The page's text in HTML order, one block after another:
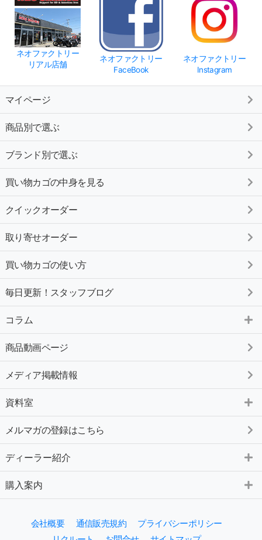
ネオファクトリー
リアル店舗
ネオファクトリー
FaceBook
ネオファクトリー
Instagram
マイページ
商品別で選ぶ
ブランド別で選ぶ
買い物カゴの中身を見る
クイックオーダー
取り寄せオーダー
買い物カゴの使い方
毎日更新！スタッフブログ
コラム
商品動画ページ
メディア掲載情報
資料室
メルマガの登録はこちら
ディーラー紹介
購入案内
会社概要 通信販売規約
プライバシーポリシー